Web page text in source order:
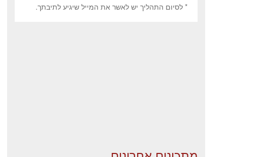
* לסיום התהליך יש לאשר את המייל שיגיע לתיבתך.